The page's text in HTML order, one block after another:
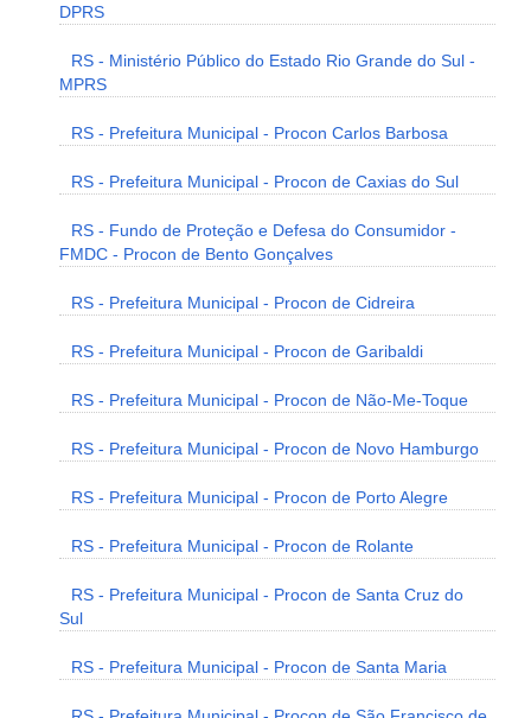
DPRS
RS - Ministério Público do Estado Rio Grande do Sul -
MPRS
RS - Prefeitura Municipal - Procon Carlos Barbosa
RS - Prefeitura Municipal - Procon de Caxias do Sul
RS - Fundo de Proteção e Defesa do Consumidor -
FMDC - Procon de Bento Gonçalves
RS - Prefeitura Municipal - Procon de Cidreira
RS - Prefeitura Municipal - Procon de Garibaldi
RS - Prefeitura Municipal - Procon de Não-Me-Toque
RS - Prefeitura Municipal - Procon de Novo Hamburgo
RS - Prefeitura Municipal - Procon de Porto Alegre
RS - Prefeitura Municipal - Procon de Rolante
RS - Prefeitura Municipal - Procon de Santa Cruz do
Sul
RS - Prefeitura Municipal - Procon de Santa Maria